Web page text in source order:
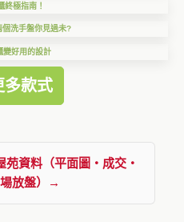
終極指南！
個洗手盤你見過未?
變好用的設計
多款式
苑資料（平面圖・成交・
放盤）→